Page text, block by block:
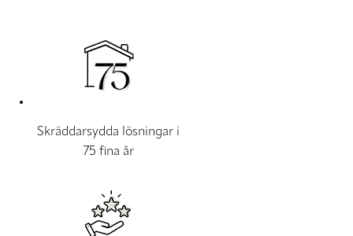
Skräddarsydda lösningar i
75 fina år